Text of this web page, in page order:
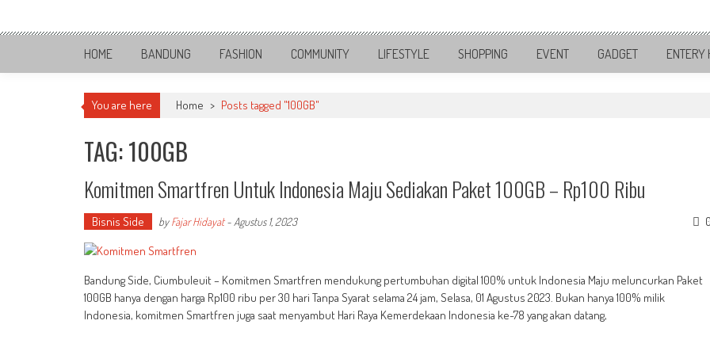
Bandung Side
Sisi Cantik Bandung
HOME BANDUNG FASHION COMMUNITY LIFESTYLE SHOPPING EVENT GADGET ENTERY
You are here Home > Posts tagged "100GB"
TAG: 100GB
Komitmen Smartfren Untuk Indonesia Maju Sediakan Paket 100GB – Rp100 Ribu
Bisnis Side byFajar Hidayat- Agustus 1, 2023 0
Bandung Side, Ciumbuleuit – Komitmen Smartfren mendukung pertumbuhan digital 100% untuk Indonesia Maju meluncurkan Paket
100GB hanya dengan harga Rp100 ribu per 30 hari Tanpa Syarat selama 24 jam, Selasa, 01 Agustus 2023. Bukan hanya 100% milik
Indonesia, komitmen Smartfren juga saat menyambut Hari Raya Kemerdekaan Indonesia ke-78 yang akan datang,